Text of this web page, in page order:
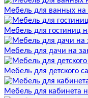
Мебель для ванных на
Мебель для гостиниц
Мебель для дачи на
Мебель для детского
Мебель для кабинета